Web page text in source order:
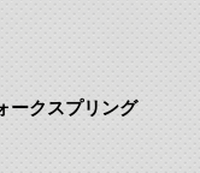
ークスプリング